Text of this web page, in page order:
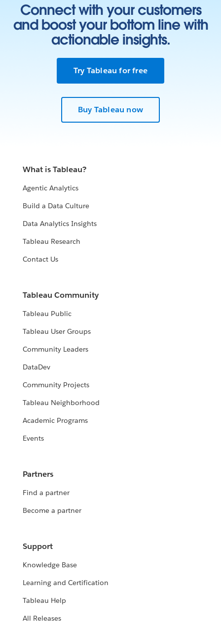
Connect with your customers
and boost your bottom line with
actionable insights.
Try Tableau for free
Buy Tableau now
What is Tableau?
Agentic Analytics
Build a Data Culture
Data Analytics Insights
Tableau Research
Contact Us
Tableau Community
Tableau Public
Tableau User Groups
Community Leaders
DataDev
Community Projects
Tableau Neighborhood
Academic Programs
Events
Partners
Find a partner
Become a partner
Support
Knowledge Base
Learning and Certification
Tableau Help
All Releases